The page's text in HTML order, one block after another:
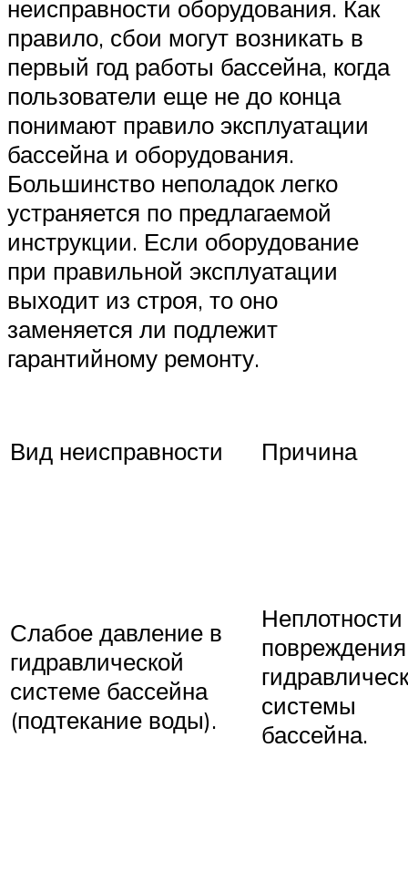
неисправности оборудования. Как
правило, сбои могут возникать в
первый год работы бассейна, когда
пользователи еще не до конца
понимают правило эксплуатации
бассейна и оборудования.
Большинство неполадок легко
устраняется по предлагаемой
инструкции. Если оборудование
при правильной эксплуатации
выходит из строя, то оно
заменяется ли подлежит
гарантийному ремонту.
Вид неисправности Причина
Слабое давление в
гидравлической
системе бассейна
(подтекание воды).
повреждения
системы
бассейна.